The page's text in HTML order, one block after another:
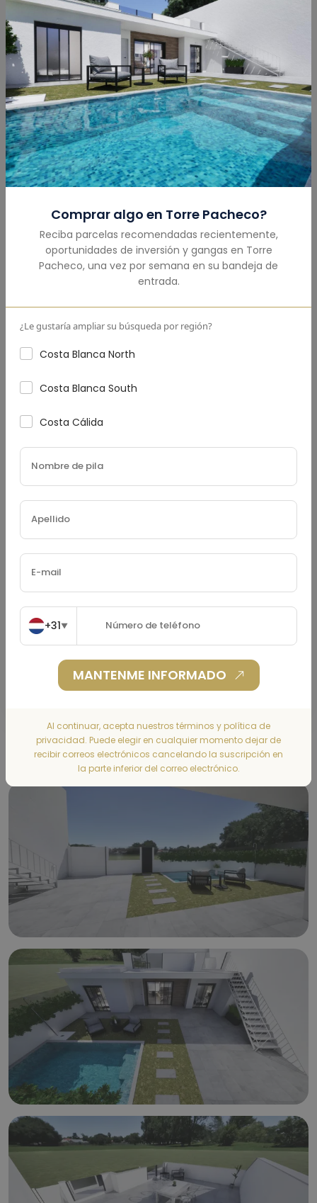
Comprar algo en Torre Pacheco?
Reciba parcelas recomendadas recientemente,
oportunidades de inversión y gangas en Torre
Pacheco, una vez por semana en su bandeja de
entrada.
¿Le gustaría ampliar su búsqueda por región?
Costa Blanca North
Costa Blanca South
Costa Cálida
+31▼
MANTENME INFORMADO
Al continuar, acepta nuestros términos y política de
privacidad. Puede elegir en cualquier momento dejar de
recibir correos electrónicos cancelando la suscripción en
la parte inferior del correo electrónico.
Enviar
Calculadora Hipotecaria
Monto Total(€)
Pago Inicial (€)
Plazo Del Préstamo (Años)
Impuesto Sobre La Propiedad(€)
CALCULAR
Gallery